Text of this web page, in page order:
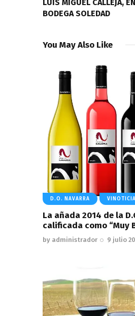
LUIS MIGUEL CALLEJA,
BODEGA SOLEDAD
You May Also Like
D.O. NAVARRA
La añada 2014 de la
calificada como “Muy
by administrador 9 julio